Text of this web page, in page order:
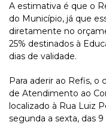
A estimativa é que o
do Município, já que
diretamente no
25% destinados à
dias de validade.
Para aderir ao Refis,
de Atendimento ao
localizado à Rua Luiz
segunda a sexta, das 9